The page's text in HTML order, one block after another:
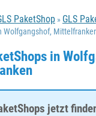
PaketShop » GLS
Wolfgangshof,
in
jetzt